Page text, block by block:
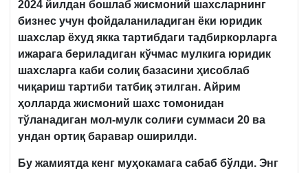
2024 йилдан бошлаб жисмоний шахсларнинг
бизнес учун фойдаланиладиган ёки юридик
шахслар ёхуд якка тартибдаги тадбиркорларга
ижарага бериладиган кўчмас мулкига юридик
шахсларга каби солиқ базасини ҳисоблаб
чиқариш тартиби татбиқ этилган. Айрим
ҳолларда жисмоний шахс томонидан
тўланадиган мол-мулк солиғи суммаси 20 ва
ундан ортиқ баравар оширилди.
Бу жамиятда кенг муҳокамага сабаб бўлди. Энг